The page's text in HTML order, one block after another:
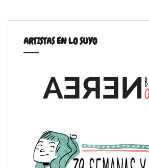
ARTISTAS EN LO SUYO